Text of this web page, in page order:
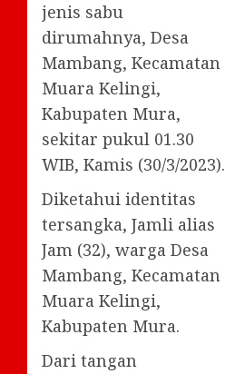
jenis sabu
dirumahnya, Desa
Mambang, Kecamatan
Muara Kelingi,
Kabupaten Mura,
sekitar pukul 01.30
WIB, Kamis (30/3/2023).
Diketahui identitas
tersangka, Jamli alias
Jam (32), warga Desa
Mambang, Kecamatan
Muara Kelingi,
Kabupaten Mura.
Dari tangan